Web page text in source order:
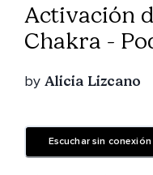
Activación
Chakra -
by Alicia Lizcano
Escuchar sin conexión